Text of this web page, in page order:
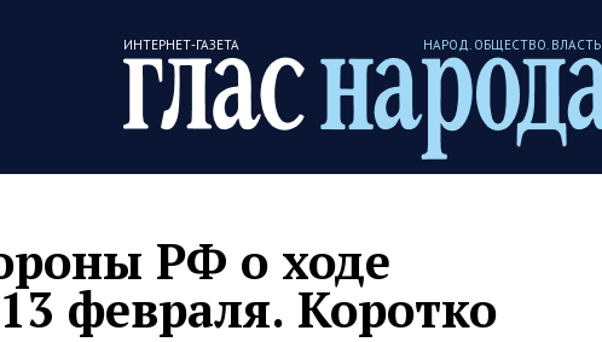
ИНТЕРНЕТ-ГАЗЕТА НАРОД. ОБЩЕСТВО. ВЛАСТЬ
РФ о ходе
февраля. Коротко